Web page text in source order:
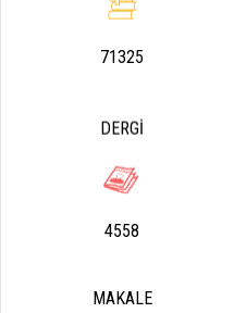
71325
DERGİ
4558
MAKALE